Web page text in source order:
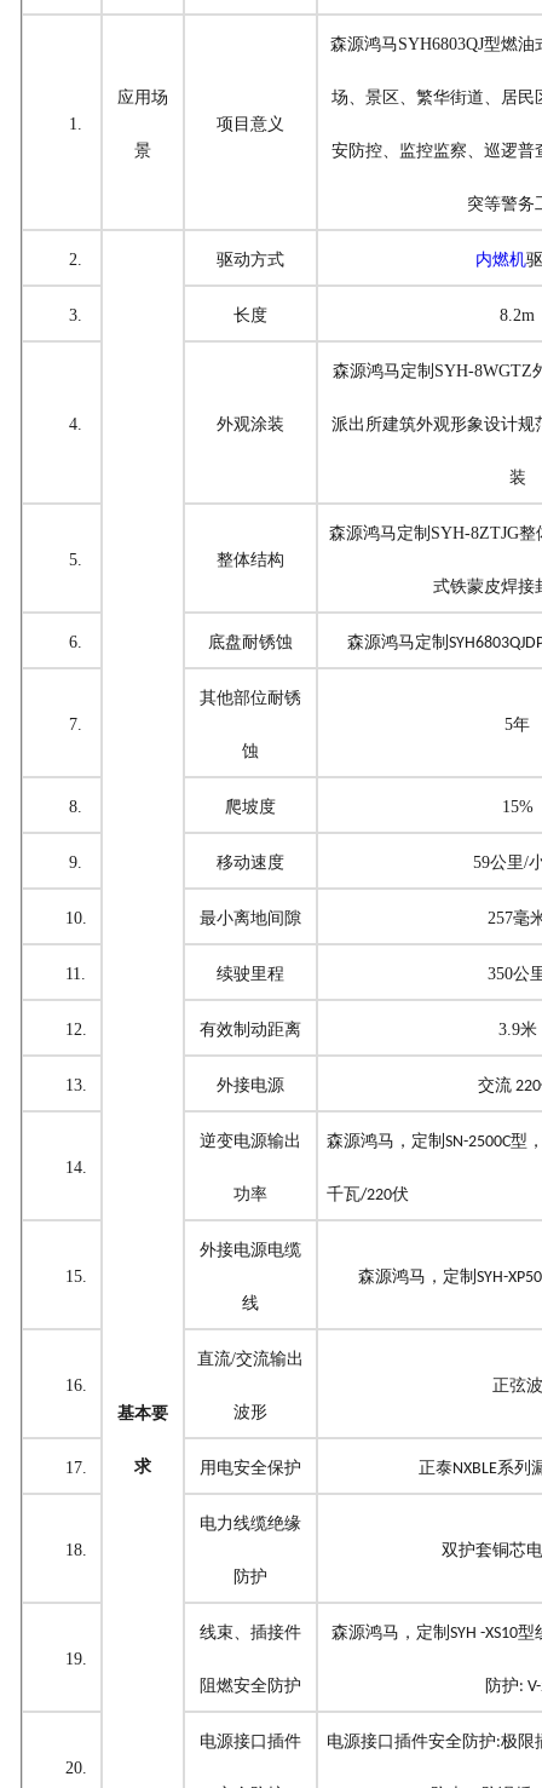
1.
应用场
景
项目意义
森源鸿马SYH6803QJ型燃
场、景区、繁华街道、居民
安防控、监控监察、巡逻普
突等警务
2.
基本要
求
驱动方式 内燃机
3. 长度 8.2m
4. 外观涂装
森源鸿马定制 SYH-8WGTZ
派出所建筑外观形象设计规
装
5. 整体结构
森源鸿马定制 SYH-8ZTJG整
式铁蒙皮焊接
6. 底盘耐锈蚀 森源鸿马定制
7.
其他部位耐锈
蚀
5年
8. 爬坡度 15%
9. 移动速度 59公里/
10. 最小离地间隙 257毫
11. 续驶里程 350公
12. 有效制动距离 3.9米
13. 外接电源 交流220
14.
逆变电源输出
功率
森源鸿马，定制 SN-2500C型
千瓦/220伏
15.
外接电源电缆
线
森源鸿马，定制 SYH-XP50
16.
直流/交流输出
波形
正弦波
17. 用电安全保护 正泰NXBLE系列
18.
电力线缆绝缘
防护
双护套铜芯
19.
线束、插接件
阻燃安全防护
森源鸿马，定制 SYH -XS10型
防护:
20.
电源接口插件 电源接口插件安全防护:极限